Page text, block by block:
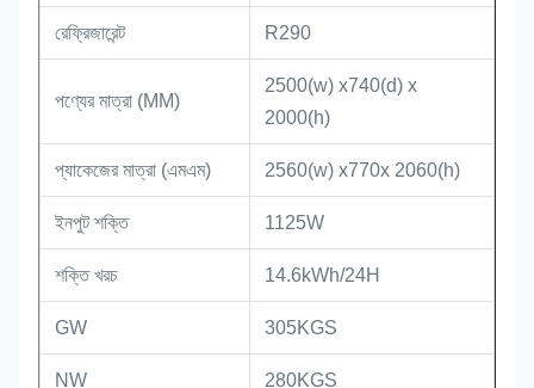
রেফ্রিজারেন্ট R290
পণ্যের মাত্রা (MM)
2500(w) x740(d) x
2000(h)
প্যাকেজের মাত্রা (এমএম) 2560(w) x770x 2060(h)
ইনপুট শক্তি 1125W
শক্তি খরচ 14.6kWh/24H
GW 305KGS
NW 280KGS